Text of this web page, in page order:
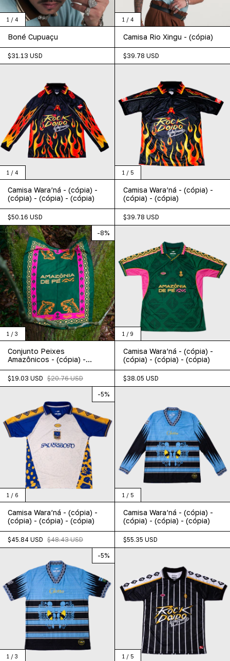
1 / 4
Boné Cupuaçu
$31.13 USD
1 / 4
Camisa Rio Xingu - (cópia)
$39.78 USD
1 / 4
Camisa Wara’ná - (cópia) -
(cópia) - (cópia) - (cópia)
$50.16 USD
1 / 5
Camisa Wara’ná - (cópia) -
(cópia) - (cópia)
$39.78 USD
1 / 3
-8%
Conjunto Peixes
Amazônicos - (cópia) -
$19.03 USD $20.76 USD
1 / 9
Camisa Wara’ná - (cópia) -
(cópia) - (cópia) - (cópia)
$38.05 USD
1 / 6
-5%
Camisa Wara’ná - (cópia) -
(cópia) - (cópia) - (cópia)
$45.84 USD $48.43 USD
1 / 5
Camisa Wara’ná - (cópia) -
(cópia) - (cópia) - (cópia)
$55.35 USD
1 / 3
-5%
1 / 5